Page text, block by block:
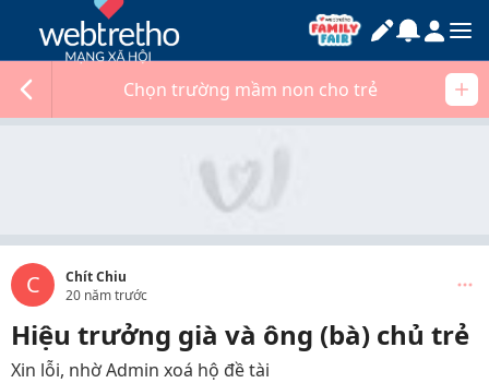
Chọn trường mầm non cho trẻ
C
Chít Chiu
20 năm trước
Hiệu trưởng già và ông (bà) chủ trẻ
Xin lỗi, nhờ Admin xoá hộ đề tài